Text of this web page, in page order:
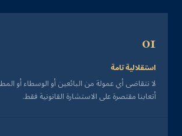
01
استقلالية تامة
لا نتقاضى أي عمولة من البائعين أو الوسطاء أو
أتعابنا مقتصرة على الاستشارة القانونية فقط.